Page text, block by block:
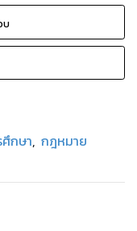
บ
กษา, กฎหมาย